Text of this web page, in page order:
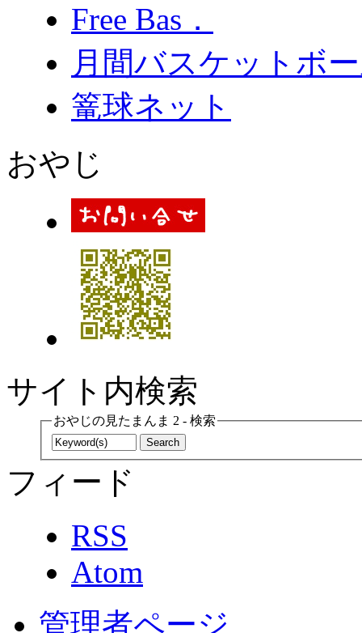
Free Bas．
月間バスケットボ
篭球ネット
おやじ
サイト内検索
おやじの見たまんま 2 - 検索
フィード
RSS
Atom
管理者ページ